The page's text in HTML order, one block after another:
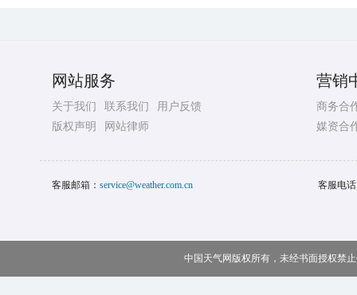
网站服务
关于我们 联系我们
用户反馈
版权声明
网站律师
营销
商务合
媒资合
客服邮箱： service@weather.com.cn 客服电
中国天气网版权所有，未经书面授权